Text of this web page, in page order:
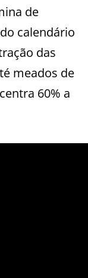
de
calendário
das
meados de
60% a